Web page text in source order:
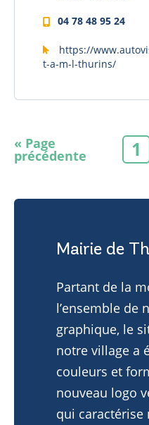
04 78 48 95 24
https://
t-a-m-l-thurins/
« Page
précédente 1
Mairie de
Partant de la
l’ensemble de
graphique, le
notre village a
couleurs et
nouveau logo
qui